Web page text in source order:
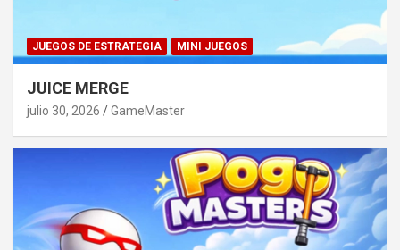
JUEGOS DE ESTRATEGIA MINI JUEGOS
JUICE MERGE
julio 30, 2026 GameMaster